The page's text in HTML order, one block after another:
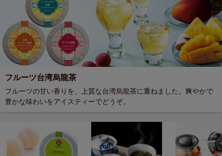
フルーツ台湾烏龍茶
フルーツの甘い香りを、上質な台湾烏龍茶に重ねました。爽やかで
豊かな味わいをアイスティーでどうぞ。